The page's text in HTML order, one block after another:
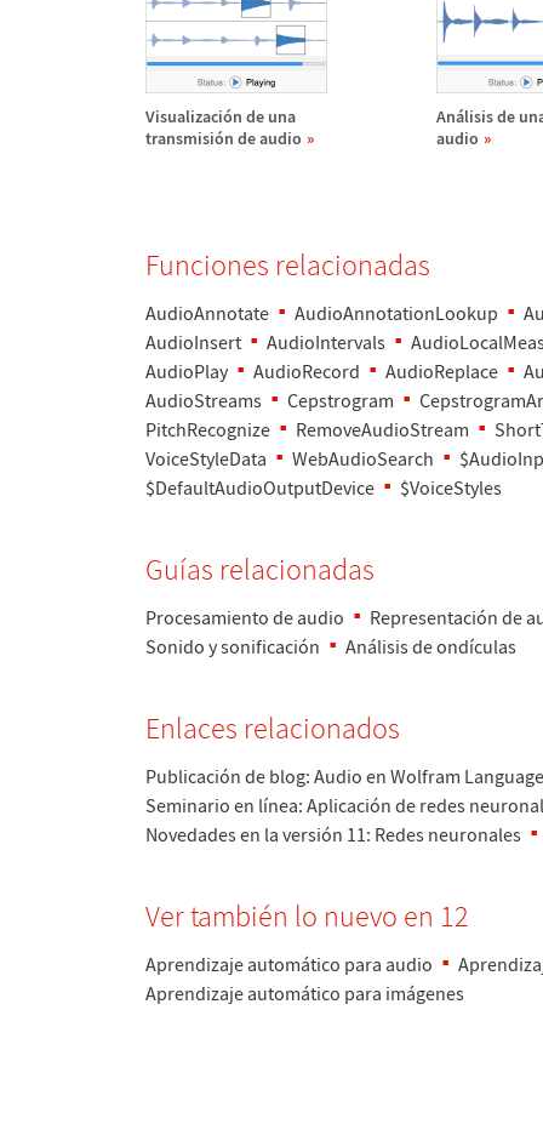
Visualización de una
transmisión de audio
Análisis de
audio
Funciones relacionadas
AudioAnnotate AudioAnnotationLookup
AudioInsert
AudioIntervals
AudioPlay
AudioRecord AudioReplace
AudioStreams
Cepstrogram
PitchRecognize
RemoveAudioStream
VoiceStyleData
WebAudioSearch
$DefaultAudioOutputDevice
$VoiceStyles
Guías relacionadas
Procesamiento de audio Representación de
Sonido y sonificación Análisis de ondículas
Enlaces relacionados
Publicación de blog: Audio en Wolfram Language
Seminario en línea: Aplicación de redes
Novedades en la versión 11: Redes neuronales
Ver también lo nuevo en 12
Aprendizaje automático para audio
Aprendizaje automático para imágenes